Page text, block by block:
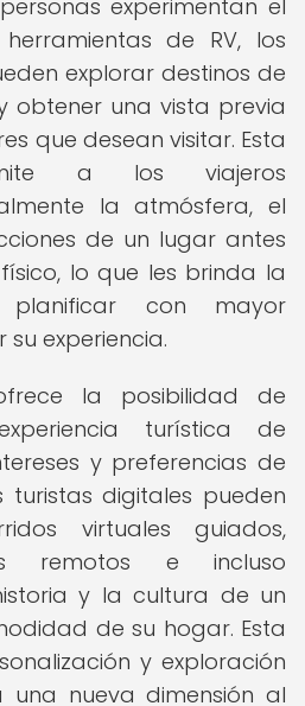
experimentan el
de RV, los
explorar destinos de
obtener una vista previa
que desean visitar. Esta
a los viajeros
la atmósfera, el
de un lugar antes
lo que les brinda la
con mayor
experiencia.
la posibilidad de
turística de
y preferencias de
turistas digitales pueden
virtuales guiados,
remotos e incluso
y la cultura de un
de su hogar. Esta
y exploración
una nueva dimensión al